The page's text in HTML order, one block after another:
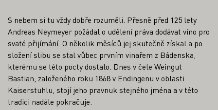
S nebem si tu vždy dobře rozuměli. Přesně před 125 lety
Andreas Neymeyer požádal o udělení práva dodávat víno pro
svaté přijímání. O několik měsíců jej skutečně získal a po
složení slibu se stal vůbec prvním vinařem z Bádenska,
kterému se této pocty dostalo. Dnes v čele Weingut
Bastian, založeného roku 1868 v Endingenu v oblasti
Kaiserstuhlu, stojí jeho pravnuk stejného jména a v této
tradici nadále pokračuje.